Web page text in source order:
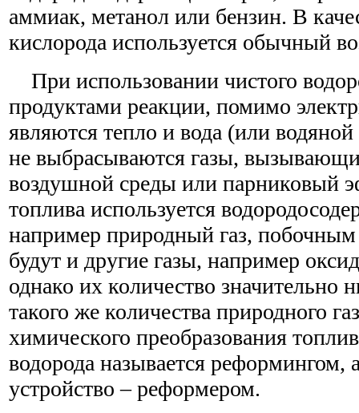
аммиак, метанол или бензин. В
кислорода используется обычный
При использовании чистого
продуктами реакции, помимо
являются тепло и вода (или
не выбрасываются газы,
воздушной среды или парниковый
топлива используется
например природный газ,
будут и другие газы, например
однако их количество значительно
такого же количества природного
химического преобразования
водорода называется реформингом,
устройство – реформером.